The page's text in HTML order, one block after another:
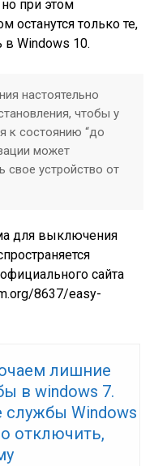
при этом
останутся только те,
Windows 10.
настоятельно
чтобы у
к состоянию “до
может
свое устройство от
для выключения
сайта
8637/easy-
лишние
в windows 7.
службы Windows
отключить,